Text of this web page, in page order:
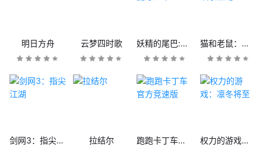
明日方舟 云梦四时歌 妖精的尾巴:魔导少年 猫和老鼠：欢乐互动
剑网3：指尖江湖 拉结尔 跑跑卡丁车官方竞速版 权力的游戏：凛冬将至